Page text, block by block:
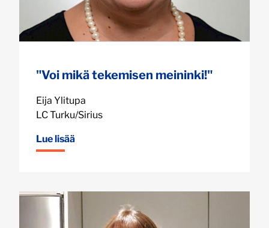
"Voi mikä tekemisen meininki!"
Eija Ylitupa
LC Turku/Sirius
Lue lisää